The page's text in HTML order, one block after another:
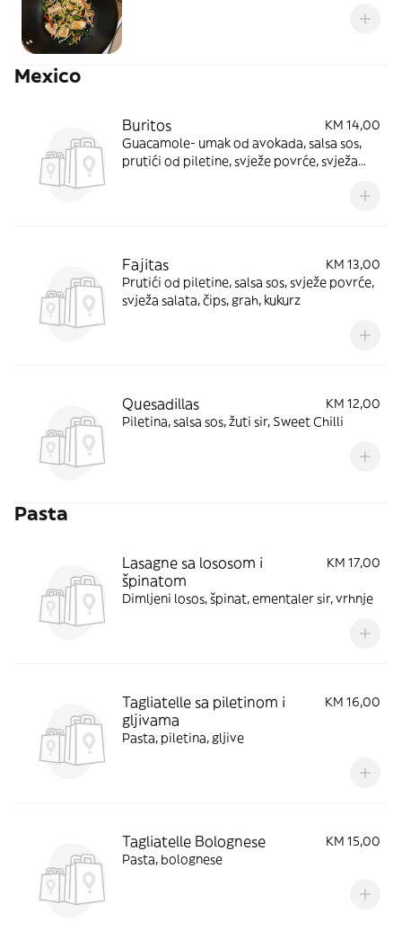
Mexico
Buritos
KM 14,00
Guacamole- umak od avokada, salsa sos,
prutići od piletine, svježe povrće, svježa
Fajitas
KM 13,00
Prutići od piletine, salsa sos, svježe povrće,
svježa salata, čips, grah, kukurz
Quesadillas
KM 12,00
Piletina, salsa sos, žuti sir, Sweet Chilli
Pasta
Lasagne sa lososom i
špinatom
KM 17,00
Dimljeni losos, špinat, ementaler sir, vrhnje
Tagliatelle sa piletinom i
gljivama
KM 16,00
Pasta, piletina, gljive
Tagliatelle Bolognese
KM 15,00
Pasta, bolognese